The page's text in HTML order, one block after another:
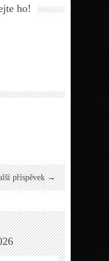
ho!
příspěvek →